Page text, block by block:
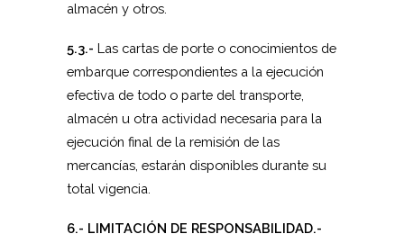
almacén y otros.
5.3.- Las cartas de porte o conocimientos de
embarque correspondientes a la ejecución
efectiva de todo o parte del transporte,
almacén u otra actividad necesaria para la
ejecución final de la remisión de las
mercancías, estarán disponibles durante su
total vigencia.
6.- LIMITACIÓN DE RESPONSABILIDAD.-